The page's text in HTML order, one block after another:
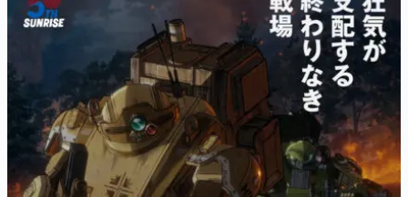
特集記事
女性向け
アプリレビュー
その他